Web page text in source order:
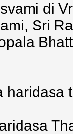
di
Sri
haridasa